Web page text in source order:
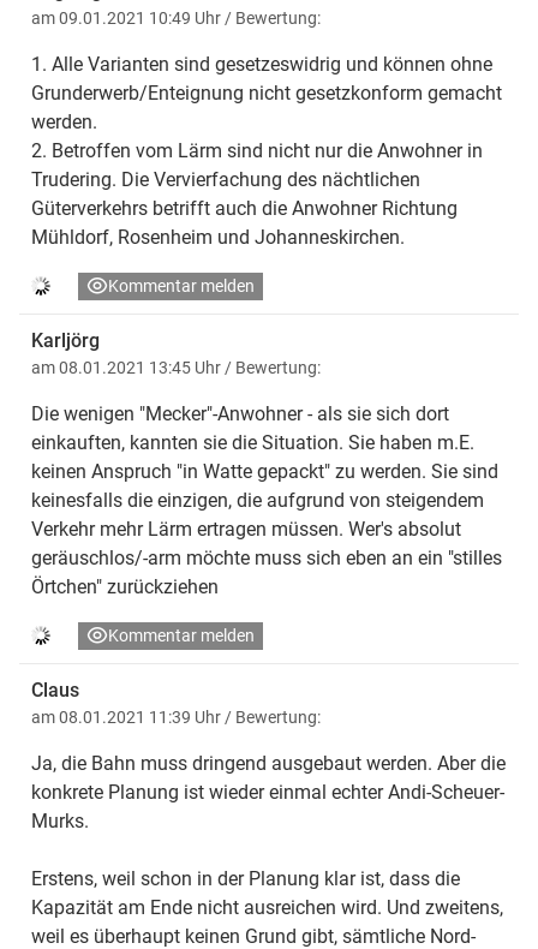
am 09.01.2021 10:49 Uhr / Bewertung:
1. Alle Varianten sind gesetzeswidrig und können ohne
Grunderwerb/Enteignung nicht gesetzkonform gemacht
werden.
2. Betroffen vom Lärm sind nicht nur die Anwohner in
Trudering. Die Vervierfachung des nächtlichen
Güterverkehrs betrifft auch die Anwohner Richtung
Mühldorf, Rosenheim und Johanneskirchen.
Kommentar melden
Karljörg
am 08.01.2021 13:45 Uhr / Bewertung:
Die wenigen "Mecker"-Anwohner - als sie sich dort
einkauften, kannten sie die Situation. Sie haben m.E.
keinen Anspruch "in Watte gepackt" zu werden. Sie sind
keinesfalls die einzigen, die aufgrund von steigendem
Verkehr mehr Lärm ertragen müssen. Wer's absolut
geräuschlos/-arm möchte muss sich eben an ein "stilles
Örtchen" zurückziehen
Kommentar melden
Claus
am 08.01.2021 11:39 Uhr / Bewertung:
Ja, die Bahn muss dringend ausgebaut werden. Aber die
konkrete Planung ist wieder einmal echter Andi-Scheuer-
Murks.
Erstens, weil schon in der Planung klar ist, dass die
Kapazität am Ende nicht ausreichen wird. Und zweitens,
weil es überhaupt keinen Grund gibt, sämtliche Nord-